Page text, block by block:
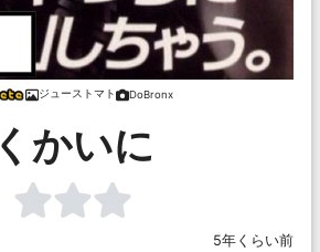
ジューストマト DoBronx
くかいに
5年くらい前